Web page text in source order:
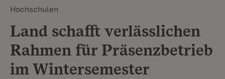
Hochschulen
Land schafft verlässlichen
Rahmen für Präsenzbetrieb
im Wintersemester